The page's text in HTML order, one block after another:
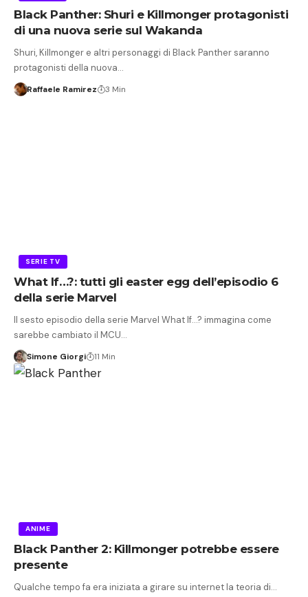
Black Panther: Shuri e Killmonger protagonisti
di una nuova serie sul Wakanda
Shuri, Killmonger e altri personaggi di Black Panther saranno
protagonisti della nuova…
Raffaele Ramirez 3 Min
SERIE TV
What If…?: tutti gli easter egg dell’episodio 6
della serie Marvel
Il sesto episodio della serie Marvel What If...? immagina come
sarebbe cambiato il MCU…
Simone Giorgi 11 Min
ANIME
Black Panther 2: Killmonger potrebbe essere
presente
Qualche tempo fa era iniziata a girare su internet la teoria di…